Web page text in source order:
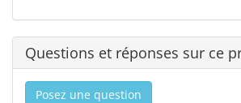
Questions et réponses sur ce
Posez une question